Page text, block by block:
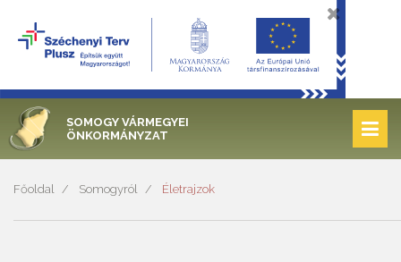
SOMOGY VÁRMEGYEI
ÖNKORMÁNYZAT
Főoldal Somogyról Életrajzok